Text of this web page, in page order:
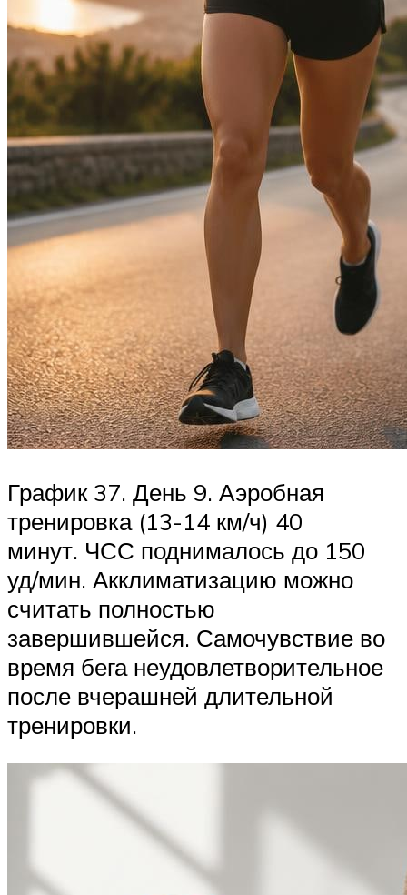
График 37. День 9. Аэробная
тренировка (13-14 км/ч) 40
минут. ЧСС поднималось до 150
уд/мин. Акклиматизацию можно
считать полностью
завершившейся. Самочувствие во
время бега неудовлетворительное
после вчерашней длительной
тренировки.